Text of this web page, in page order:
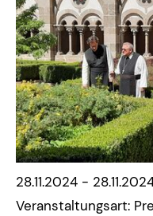
28.11.2024 -
Veranstaltungsart: